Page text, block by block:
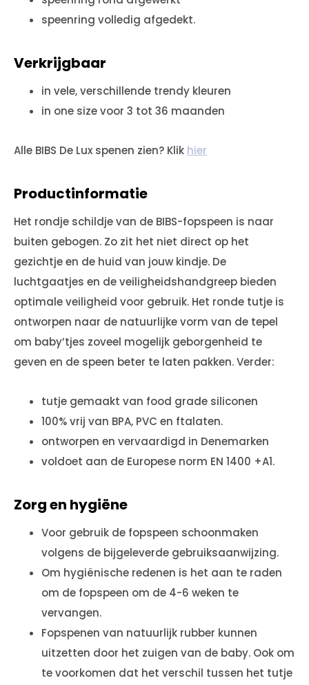
speenring volledig afgedekt.
Verkrijgbaar
in vele, verschillende trendy kleuren
in one size voor 3 tot 36 maanden
Alle BIBS De Lux spenen zien? Klik hier
Productinformatie
Het rondje schildje van de BIBS-fopspeen is naar
buiten gebogen. Zo zit het niet direct op het
gezichtje en de huid van jouw kindje. De
luchtgaatjes en de veiligheidshandgreep bieden
optimale veiligheid voor gebruik. Het ronde tutje is
ontworpen naar de natuurlijke vorm van de tepel
om baby’tjes zoveel mogelijk geborgenheid te
geven en de speen beter te laten pakken. Verder:
tutje gemaakt van food grade siliconen
100% vrij van BPA, PVC en ftalaten.
ontworpen en vervaardigd in Denemarken
voldoet aan de Europese norm EN 1400 +A1.
Zorg en hygiëne
Voor gebruik de fopspeen schoonmaken
volgens de bijgeleverde gebruiksaanwijzing.
Om hygiënische redenen is het aan te raden
om de fopspeen om de 4-6 weken te
vervangen.
Fopspenen van natuurlijk rubber kunnen
uitzetten door het zuigen van de baby. Ook om
te voorkomen dat het verschil tussen het tutje